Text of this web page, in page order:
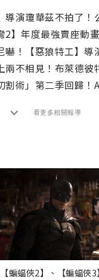
瓊華茲不拍了！公開拒絕
年度最強賣座動畫！｜本周上
惡狼特工】導演以為自己不
相見！布萊德彼特【惡狼特
」第二季回歸！Apple TV+
看更多相關報導
蝙蝠俠2】、【蝙蝠俠3】